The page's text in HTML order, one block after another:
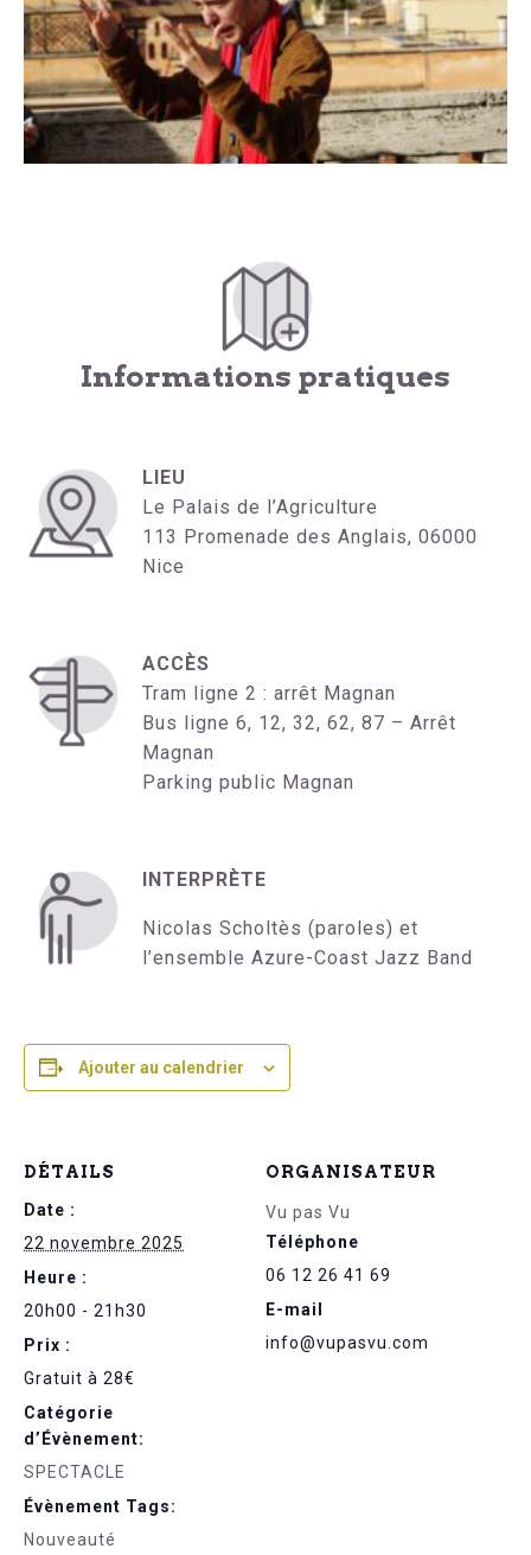
Informations pratiques
LIEU
Le Palais de l’Agriculture
113 Promenade des Anglais, 06000
Nice
ACCÈS
Tram ligne 2 : arrêt Magnan
Bus ligne 6, 12, 32, 62, 87 – Arrêt
Magnan
Parking public Magnan
INTERPRÈTE
Nicolas Scholtès (paroles) et
l’ensemble Azure-Coast Jazz Band
Ajouter au calendrier
DÉTAILS
Date :
22 novembre 2025
Heure :
20h00 - 21h30
Prix :
Gratuit à 28€
Catégorie
d’Évènement:
SPECTACLE
Évènement Tags:
Nouveauté
ORGANISATEUR
Vu pas Vu
Téléphone
06 12 26 41 69
E-mail
info@vupasvu.com